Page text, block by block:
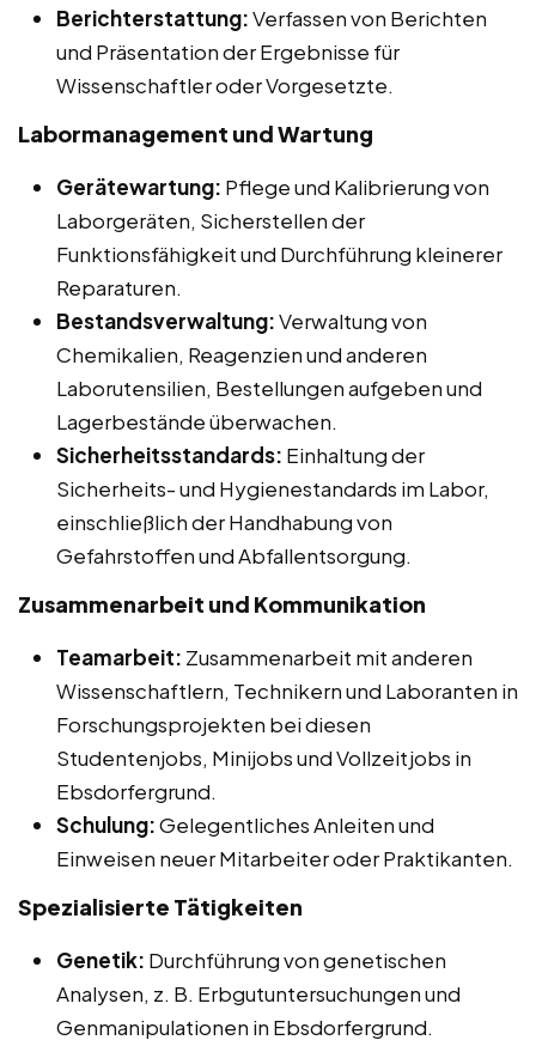
Berichterstattung:Verfassen von Berichten
und Präsentation der Ergebnisse für
Wissenschaftler oder Vorgesetzte.
Labormanagement und Wartung
Gerätewartung: Pflege und Kalibrierung von
Laborgeräten, Sicherstellen der
Funktionsfähigkeit und Durchführung kleinerer
Reparaturen.
Bestandsverwaltung:Verwaltung von
Chemikalien, Reagenzien und anderen
Laborutensilien, Bestellungen aufgeben und
Lagerbestände überwachen.
Sicherheitsstandards: Einhaltung der
Sicherheits- und Hygienestandards im Labor,
einschließlich der Handhabung von
Gefahrstoffen und Abfallentsorgung.
Zusammenarbeit und Kommunikation
Teamarbeit: Zusammenarbeit mit anderen
Wissenschaftlern, Technikern und Laboranten in
Forschungsprojekten bei diesen
Studentenjobs, Minijobs und Vollzeitjobs in
Ebsdorfergrund.
Schulung:Gelegentliches Anleiten und
Einweisen neuer Mitarbeiter oder Praktikanten.
Spezialisierte Tätigkeiten
Genetik: Durchführung von genetischen
Analysen, z. B. Erbgutuntersuchungen und
Genmanipulationen in Ebsdorfergrund.